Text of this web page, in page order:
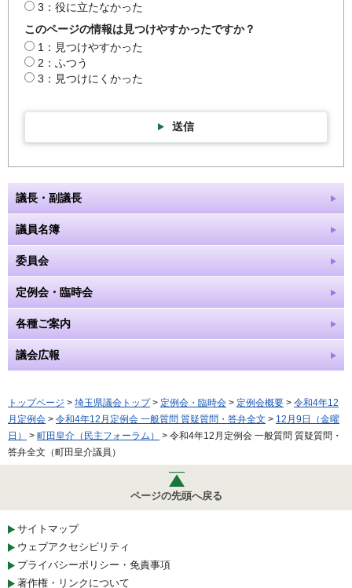
3：役に立たなかった
このページの情報は見つけやすかったですか？
1：見つけやすかった
2：ふつう
3：見つけにくかった
送信
議長・副議長
議員名簿
委員会
定例会・臨時会
各種ご案内
議会広報
トップページ > 埼玉県議会トップ> 定例会・臨時会 > 定例会概要 > 令和4年12
月定例会 > 令和4年12月定例会 一般質問 質疑質問・答弁全文 > 12月9日（金曜
日）
> 町田皇介（民主フォーラム）
> 令和4年12月定例会 一般質問 質疑質問・
答弁全文（町田皇介議員）
ページの先頭へ戻る
サイトマップ
ウェブアクセシビリティ
プライバシーポリシー・免責事項
著作権・リンクについて